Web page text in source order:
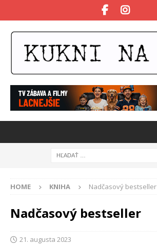
HOME KNIHA Nadčasový bestseller
Nadčasový bestseller
21. augusta 2023